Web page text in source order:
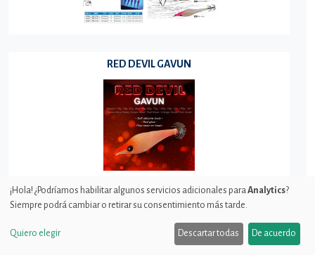
RED DEVIL GAVUN
RED KILLER
¡Hola! ¿Podríamos habilitar algunos servicios adicionales paraAnalytics?
Siempre podrá cambiar o retirar su consentimiento más tarde.
Quiero elegir Descartar todas De acuerdo